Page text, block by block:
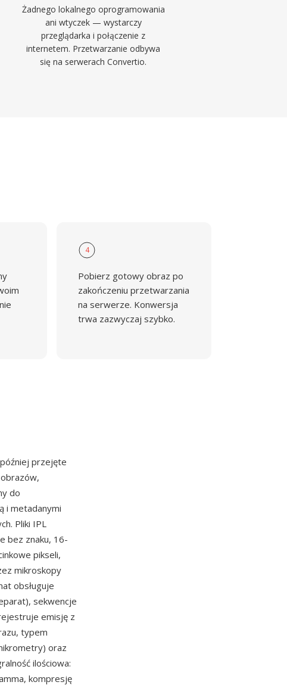
Żadnego lokalnego oprogramowania
ani wtyczek — wystarczy
przeglądarka i połączenie z
internetem. Przetwarzanie odbywa
się na serwerach Convertio.
4
Pobierz gotowy obraz po
zakończeniu przetwarzania
na serwerze. Konwersja
trwa zazwyczaj szybko.
przejęte
do
i metadanymi
Pliki IPL
bez znaku, 16-
pikseli,
mikroskopy
obsługuje
sekwencje
emisję z
typem
oraz
ilościowa:
kompresję